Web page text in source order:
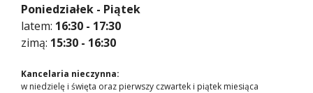
Poniedziałek - Piątek
latem: 16:30 - 17:30
zimą: 15:30 - 16:30
Kancelaria nieczynna:
w niedzielę i święta oraz pierwszy czwartek i piątek miesiąca